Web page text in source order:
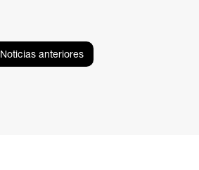
Noticias anteriores